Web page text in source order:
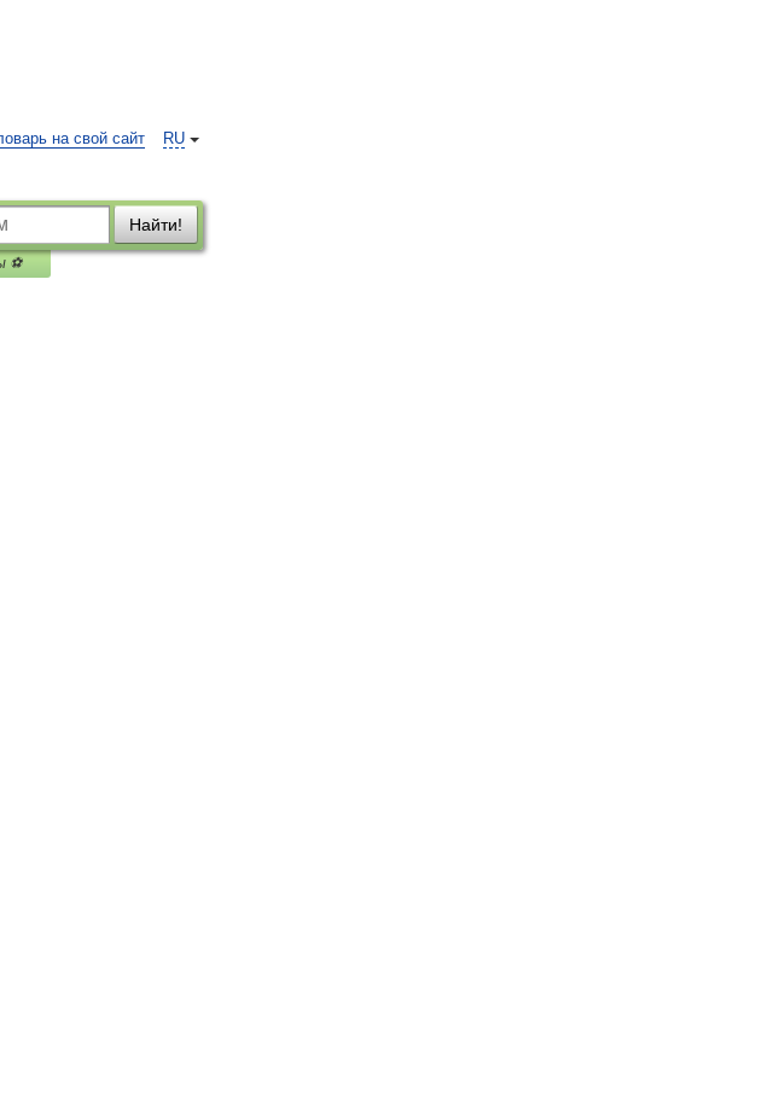
RU
на свой сайт
Найти!
⚽